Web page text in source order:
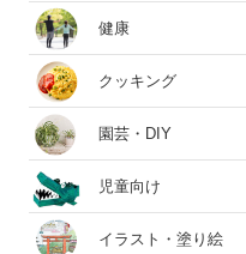
健康
クッキング
園芸・DIY
児童向け
イラスト・塗り絵